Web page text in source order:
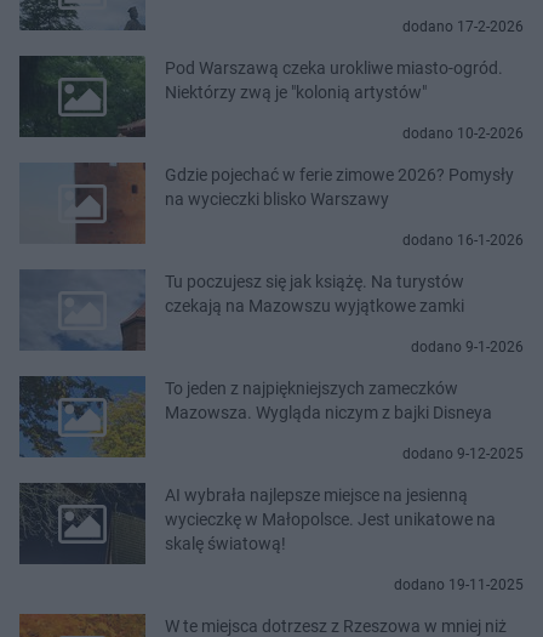
dodano 17-2-2026
Pod Warszawą czeka urokliwe miasto-ogród.
Niektórzy zwą je "kolonią artystów"
dodano 10-2-2026
Gdzie pojechać w ferie zimowe 2026? Pomysły
na wycieczki blisko Warszawy
dodano 16-1-2026
Tu poczujesz się jak książę. Na turystów
czekają na Mazowszu wyjątkowe zamki
dodano 9-1-2026
To jeden z najpiękniejszych zameczków
Mazowsza. Wygląda niczym z bajki Disneya
dodano 9-12-2025
AI wybrała najlepsze miejsce na jesienną
wycieczkę w Małopolsce. Jest unikatowe na
skalę światową!
dodano 19-11-2025
W te miejsca dotrzesz z Rzeszowa w mniej niż